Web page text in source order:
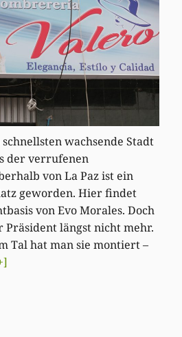
wachsende Stadt
der verrufenen
von La Paz ist ein
geworden. Hier findet
von Evo Morales. Doch
längst nicht mehr.
Tal hat man sie montiert –